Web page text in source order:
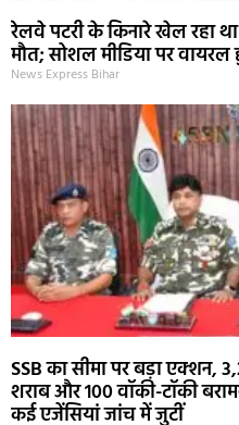
रेलवे पटरी के किनारे खेल रहा
मौत; सोशल मीडिया पर
News Express Bihar
SSB का सीमा पर बड़ा एक्शन,
शराब और 100 वॉकी-टॉकी
कई एजेंसियां जांच में जुटीं